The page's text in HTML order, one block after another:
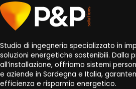
Studio di ingegneria specializzato in
soluzioni energetiche sostenibili. Dalla
all’installazione, offriamo sistemi
e aziende in Sardegna e Italia,
efficienza e risparmio energetico.